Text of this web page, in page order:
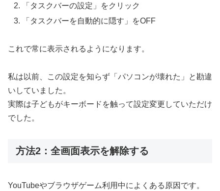
「タスクバーの設定」をクリック
「タスクバーを自動的に隠す」をOFF
これで常に表示されるようになります。
私は以前、この設定を知らず「パソコンが壊れた」と勘違
いしていました。
実際は子どもがキーボードを触って設定変更していただけ
でした。
方法2：全画面表示を解除する
YouTubeやブラウザゲーム利用中によくある原因です。